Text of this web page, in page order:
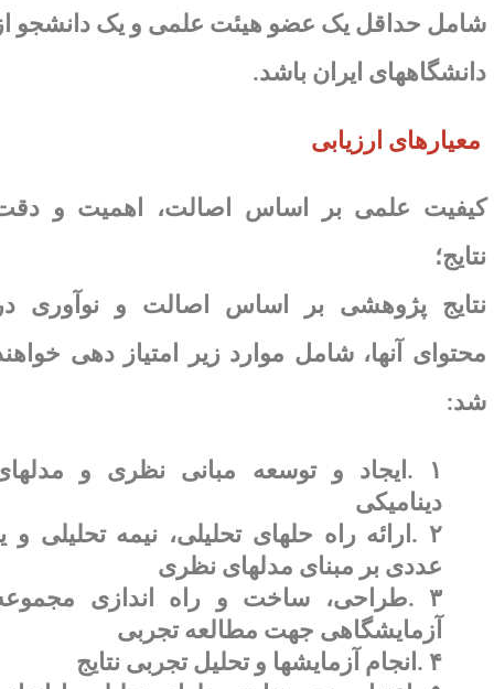
حداقل یک عضو هیئت علمی و یک دانشجو از
ایران باشد.
معیارهای ارزیابی
علمی بر اساس اصالت، اهمیت و دقت
پژوهشی بر اساس اصالت و نوآوری در
آنها، شامل موارد زیر امتیاز دهی خواهند
:
.
ایجاد و توسعه مبانی نظری و مدلهای
دینامیکی
. ارائه راه حلهای تحلیلی، نیمه تحلیلی و یا
عددی بر مبنای مدلهای نظری
.
طراحی، ساخت و راه اندازی مجموعه
آزمایشگاهی جهت مطالعه تجربی
. انجام آزمایشها و تحلیل تجربی نتایج